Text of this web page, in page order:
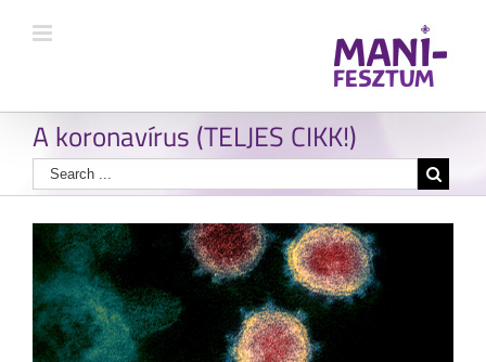
A koronavírus (TELJES CIKK!)